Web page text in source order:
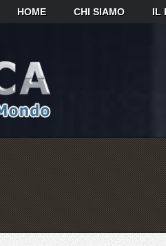
HOME CHI SIAMO IL